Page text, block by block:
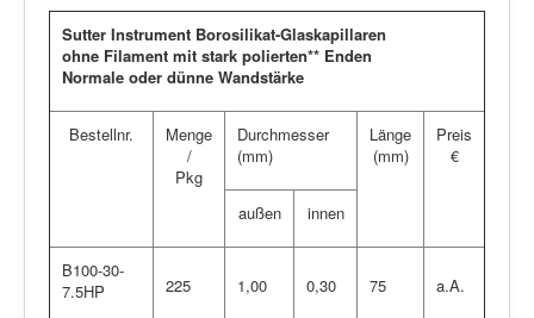
Sutter Instrument Borosilikat-Glaskapillaren
ohne Filament mit stark polierten** Enden
Normale oder dünne Wandstärke
Bestellnr.
Menge
/
Pkg
Durchmesser
(mm)
Länge
(mm)
Preis
€
außen innen
B100-30-
7.5HP
225 1,00 0,30 75 a.A.